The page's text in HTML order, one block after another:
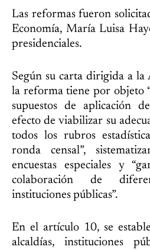
Las reformas fueron
Economía, María Luisa
presidenciales.
Según su carta dirigida a la
la reforma tiene por objeto
supuestos de aplicación
efecto de viabilizar su
todos los rubros
ronda censal”,
encuestas especiales y
colaboración de
instituciones públicas”.
En el artículo 10, se
alcaldías, instituciones